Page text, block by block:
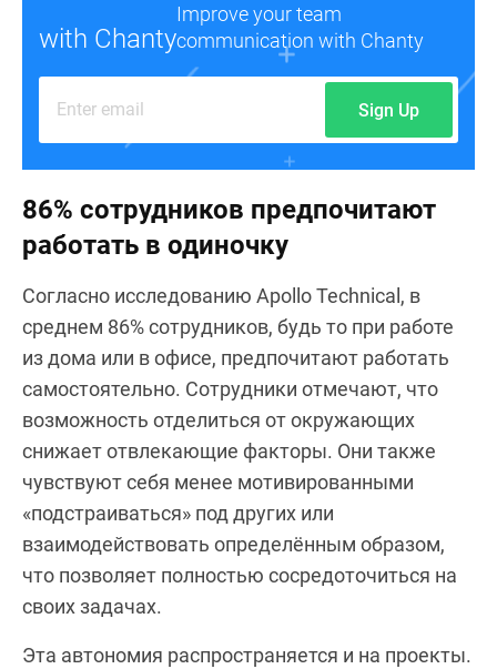
with Chanty
Improve your team
communication with Chanty
Sign Up
86% сотрудников предпочитают
работать в одиночку
Согласно исследованию Apollo Technical, в
среднем 86% сотрудников, будь то при работе
из дома или в офисе, предпочитают работать
самостоятельно. Сотрудники отмечают, что
возможность отделиться от окружающих
снижает отвлекающие факторы. Они также
чувствуют себя менее мотивированными
«подстраиваться» под других или
взаимодействовать определённым образом,
что позволяет полностью сосредоточиться на
своих задачах.
Эта автономия распространяется и на проекты.